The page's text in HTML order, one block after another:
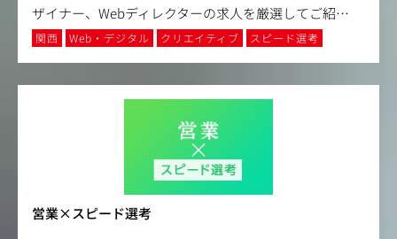
ザイナー、Webディレクターの求人を厳選してご紹…
関西 Web・デジタル クリエイティブ スピード選考
営業×スピード選考